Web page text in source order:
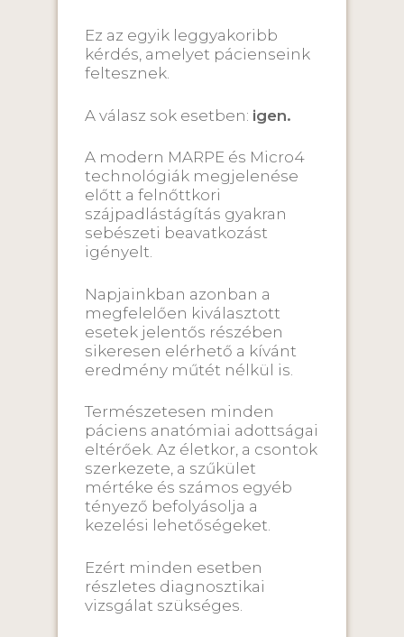
Ez az egyik leggyakoribb
kérdés, amelyet pácienseink
feltesznek.
A válasz sok esetben: igen.
A modern MARPE és Micro4
technológiák megjelenése
előtt a felnőttkori
szájpadlástágítás gyakran
sebészeti beavatkozást
igényelt.
Napjainkban azonban a
megfelelően kiválasztott
esetek jelentős részében
sikeresen elérhető a kívánt
eredmény műtét nélkül is.
Természetesen minden
páciens anatómiai adottságai
eltérőek. Az életkor, a csontok
szerkezete, a szűkület
mértéke és számos egyéb
tényező befolyásolja a
kezelési lehetőségeket.
Ezért minden esetben
részletes diagnosztikai
vizsgálat szükséges.